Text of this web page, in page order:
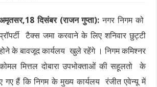
दिसंबर (राजन गुप्ता): नगर निगम को
टैक्स जमा करवाने के लिए शनिवार छुट्टी
के बावजूद कार्यलय खुले रहेंगे । निगम कमिश्नर
मित्तल दोबारा उपभोक्ताओं की सहूलतो के
गए हैं कि निगम के मुख्य कार्यलय रंजीत एवेन्यू में